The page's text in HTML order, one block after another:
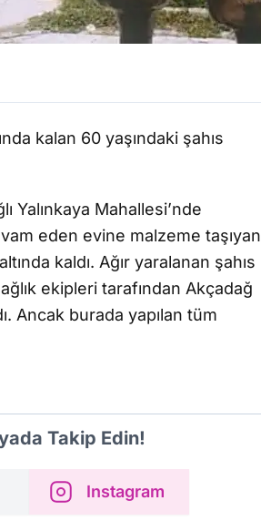
kalan 60 yaşındaki şahıs
Yalınkaya Mahallesi’nde
eden evine malzeme taşıyan
kaldı. Ağır yaralanan şahıs
ekipleri tarafından Akçadağ
Ancak burada yapılan tüm
Takip Edin!
Instagram